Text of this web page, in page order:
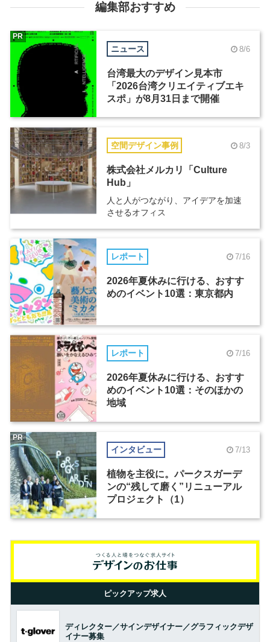
編集部おすすめ
ニュース 8/6
台湾最大のデザイン見本市
「2026台湾クリエイティブエキ
スポ」が8月31日まで開催
PR
空間デザイン事例 8/3
株式会社メルカリ「Culture
Hub」
人と人がつながり、アイデアを加速
させるオフィス
レポート 7/16
2026年夏休みに行ける、おすす
めのイベント10選：東京都内
レポート 7/16
2026年夏休みに行ける、おすす
めのイベント10選：そのほかの
地域
インタビュー 7/13
植物を主役に。パークスガーデ
ンの“残して磨く”リニューアル
プロジェクト（1）
PR
ピックアップ求人
ディレクター／サインデザイナー／グラフィックデザ
イナー募集